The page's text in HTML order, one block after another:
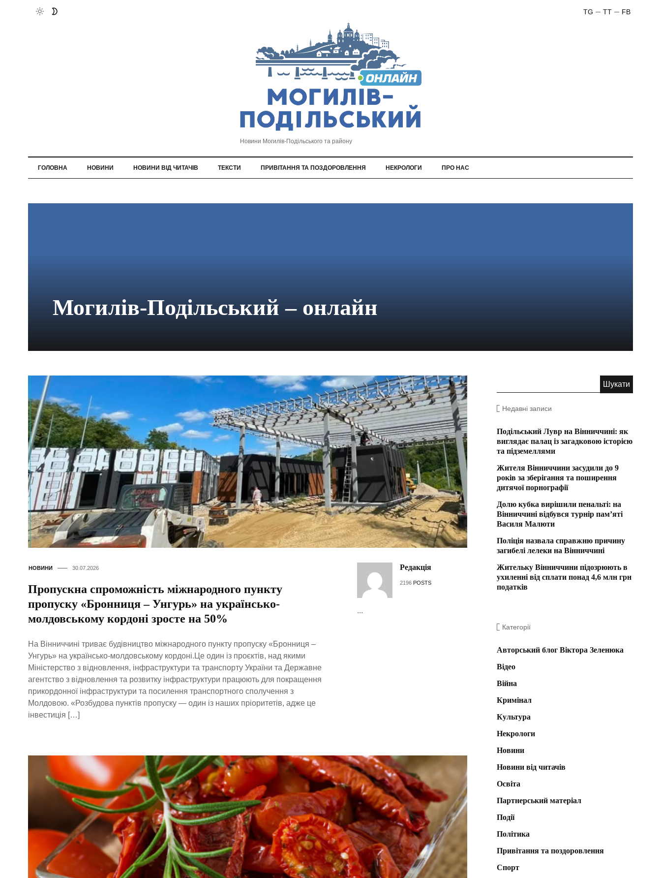
FB
TT
TG
Новини Могилів-Подільського та району
ГОЛОВНА НОВИНИ НОВИНИ ВІД ЧИТАЧІВ ТЕКСТИ ПРИВІТАННЯ ТА ПОЗДОРОВЛЕННЯ НЕКРОЛОГИ ПРО НАС
Могилів-Подільський – онлайн
НОВИНИ 30.07.2026
Пропускна спроможність міжнародного пункту
пропуску «Бронниця – Унгурь» на українсько-
молдовському кордоні зросте на 50%
На Вінниччині триває будівництво міжнародного пункту пропуску «Бронниця –
Унгурь» на українсько-молдовському кордоні.Це один із проєктів, над якими
Міністерство з відновлення, інфраструктури та транспорту України та Державне
агентство з відновлення та розвитку інфраструктури працюють для покращення
прикордонної інфраструктури та посилення транспортного сполучення з
Молдовою. «Розбудова пунктів пропуску — один із наших пріоритетів, адже це
інвестиція […]
Редакція
2196 POSTS
...
Недавні записи
Подільський Лувр на Вінниччині: як
виглядає палац із загадковою історією
та підземеллями
Жителя Вінниччини засудили до 9
років за зберігання та поширення
дитячої порнографії
Долю кубка вирішили пенальті: на
Вінниччині відбувся турнір пам’яті
Василя Малюти
Поліція назвала справжню причину
загибелі лелеки на Вінниччині
Жительку Вінниччини підозрюють в
ухиленні від сплати понад 4,6 млн грн
податків
Категорії
Авторський блог Віктора Зеленюка
Відео
Війна
Кримінал
Культура
Некрологи
Новини
Новини від читачів
Освіта
Партнерський матеріал
Події
Політика
Привітання та поздоровлення
Спорт